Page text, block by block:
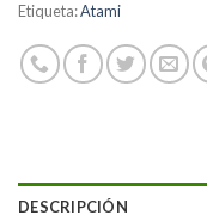
Etiqueta:Atami
DESCRIPCIÓN